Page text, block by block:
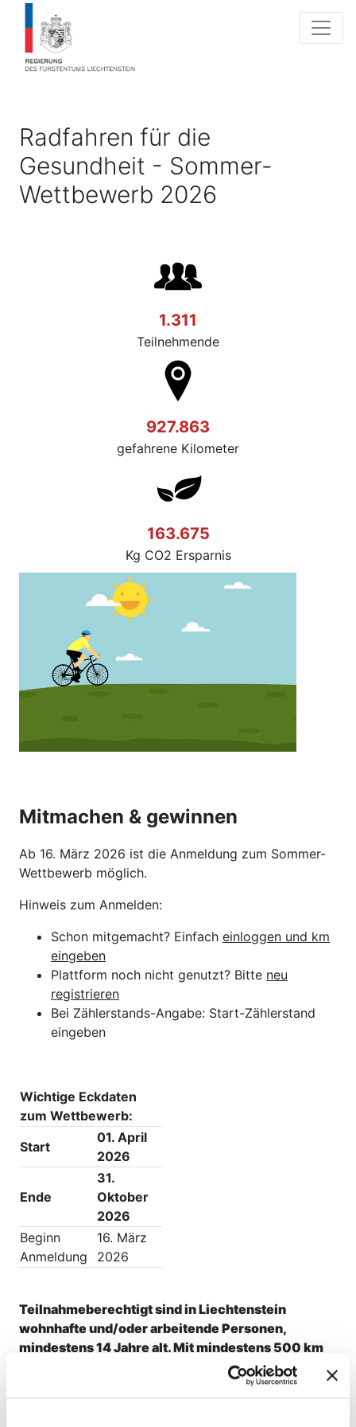
Radfahren für die
Gesundheit - Sommer-
Wettbewerb 2026
1.311
Teilnehmende
927.863
gefahrene Kilometer
163.675
Kg CO2 Ersparnis
Mitmachen & gewinnen
Ab 16. März 2026 ist die Anmeldung zum Sommer-
Wettbewerb möglich.
Hinweis zum Anmelden:
Schon mitgemacht? Einfach einloggen und km
eingeben
Plattform noch nicht genutzt? Bitte neu
registrieren
Bei Zählerstands-Angabe: Start-Zählerstand
eingeben
Wichtige Eckdaten
zum Wettbewerb:
Start
01. April
2026
Ende
31.
Oktober
2026
Beginn
Anmeldung
16. März
2026
Teilnahmeberechtigt sind in Liechtenstein
wohnhafte und/oder arbeitende Personen,
mindestens 14 Jahre alt.Mit mindestens 500 km
Teilnahme nur via